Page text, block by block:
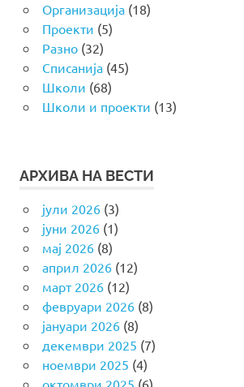
Организација(18)
Проекти (5)
Разно(32)
Списанија(45)
Школи (68)
Школи и проекти (13)
АРХИВА НА ВЕСТИ
јули 2026(3)
јуни 2026(1)
мај 2026(8)
април 2026(12)
март 2026(12)
февруари 2026(8)
јануари 2026(8)
декември 2025 (7)
ноември 2025 (4)
октомври 2025 (6)